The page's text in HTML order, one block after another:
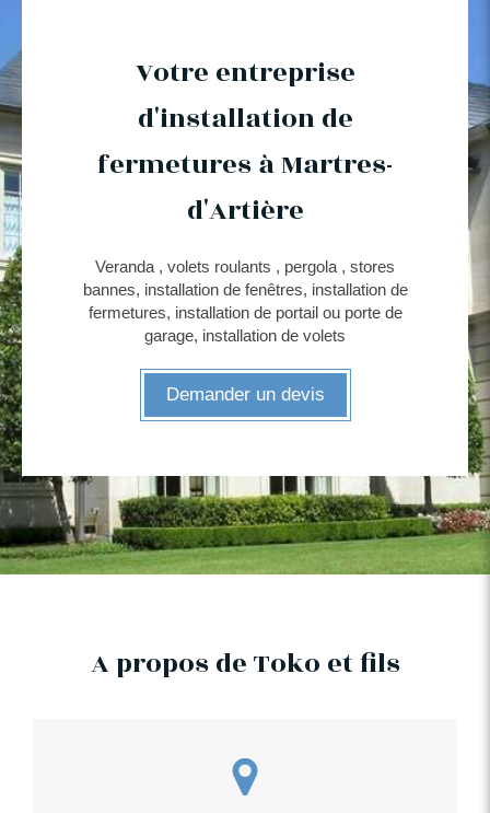
Votre entreprise
d'installation de
fermetures à Martres-
d'Artière
Veranda , volets roulants , pergola , stores
bannes, installation de fenêtres, installation de
fermetures, installation de portail ou porte de
garage, installation de volets
Demander un devis
A propos de Toko et fils